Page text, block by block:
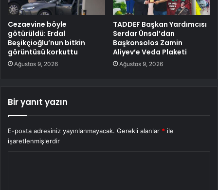
Cezaevine böyle
götürüldü: Erdal
Beşikçioğlu’nun bitkin
görüntüsü korkuttu
Ağustos 9, 2026
TADDEF Başkan Yardımcısı
Serdar Ünsal’dan
Başkonsolos Zamin
Aliyev’e Veda Plaketi
Ağustos 9, 2026
Bir yanıt yazın
E-posta adresiniz yayınlanmayacak. Gerekli alanlar * ile
işaretlenmişlerdir